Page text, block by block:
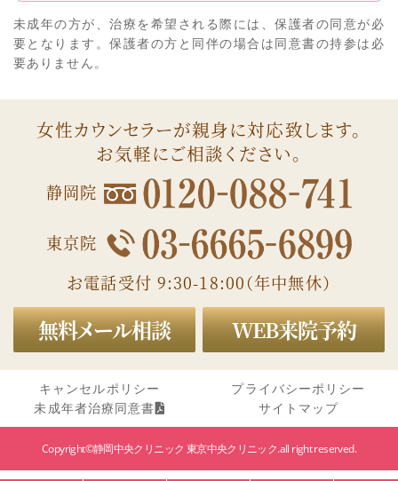
未成年の方が、治療を希望される際には、保護者の同意が必
要となります。保護者の方と同伴の場合は同意書の持参は必
要ありません。
女性カウンセラーが親身に対応致します。
お気軽にご相談ください。
静岡院
東京院
お電話受付 9:30-18:00（年中無休）
無料メール相談 WEB来院予約
未成年者治療同意書
キャンセルポリシー
プライバシーポリシー
サイトマップ
Copyright©静岡中央クリニック 東京中央クリニック.all right reserved.